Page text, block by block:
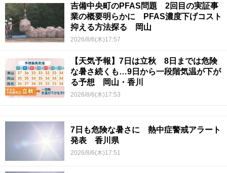
吉備中央町のPFAS問題 2回目の実証事
業の概要明らかに PFAS濃度下げコスト
抑える方法探る 岡山
2026/8/6(木)17:57
【天気予報】7日は立秋 8日までは危険
な暑さ続くも…9日から一段階気温が下が
る予想 岡山・香川
2026/8/6(木)17:53
7日も危険な暑さに 熱中症警戒アラート
発表 香川県
2026/8/6(木)17:51